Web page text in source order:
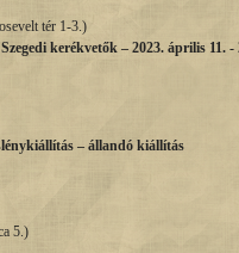
tér 1-3.)
kerékvetők – 2023. április 11. -
– állandó kiállítás
5.)